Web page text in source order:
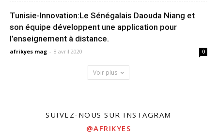
Tunisie-Innovation:Le Sénégalais Daouda Niang et
son équipe développent une application pour
l’enseignement à distance.
afrikyes mag - 8 avril 2020 0
Voir plus
SUIVEZ-NOUS SUR INSTAGRAM
@AFRIKYES